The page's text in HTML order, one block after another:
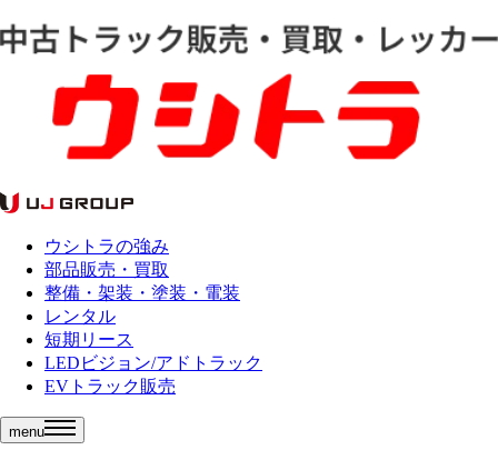
ウシトラの強み
部品販売・買取
整備・架装・塗装・電装
レンタル
短期リース
LEDビジョン/アドトラック
EVトラック販売
menu